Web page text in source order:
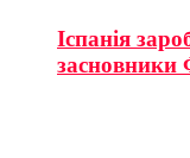
Іспанія